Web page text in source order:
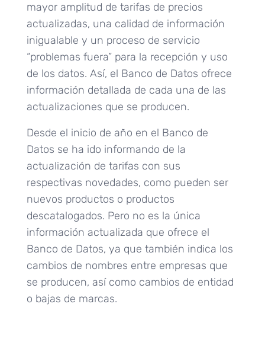
mayor amplitud de tarifas de precios
actualizadas, una calidad de información
inigualable y un proceso de servicio
“problemas fuera” para la recepción y uso
de los datos. Así, el Banco de Datos ofrece
información detallada de cada una de las
actualizaciones que se producen.
Desde el inicio de año en el Banco de
Datos se ha ido informando de la
actualización de tarifas con sus
respectivas novedades, como pueden ser
nuevos productos o productos
descatalogados. Pero no es la única
información actualizada que ofrece el
Banco de Datos, ya que también indica los
cambios de nombres entre empresas que
se producen, así como cambios de entidad
o bajas de marcas.